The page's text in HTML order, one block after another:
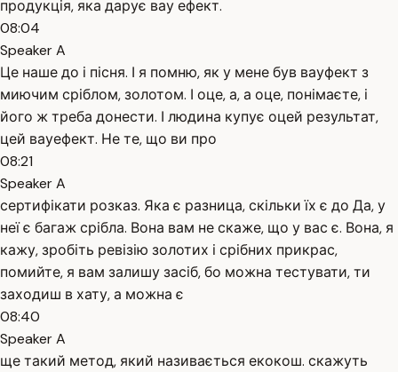
продукція, яка дарує вау ефект.
08:04
Speaker A
Це наше до і пісня. І я помню, як у мене був вауфект з
миючим сріблом, золотом. І оце, а, а оце, понімаєте, і
його ж треба донести. І людина купує оцей результат,
цей вауефект. Не те, що ви про
08:21
Speaker A
сертифікати розказ. Яка є разница, скільки їх є до Да, у
неї є багаж срібла. Вона вам не скаже, що у вас є. Вона, я
кажу, зробіть ревізію золотих і срібних прикрас,
помийте, я вам залишу засіб, бо можна тестувати, ти
заходиш в хату, а можна є
08:40
Speaker A
ще такий метод, який називається екокош. скажуть